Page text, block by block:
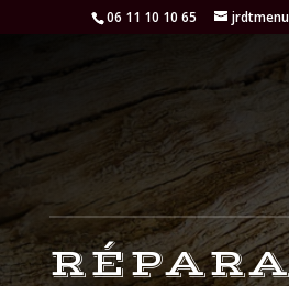
06 11 10 10 65